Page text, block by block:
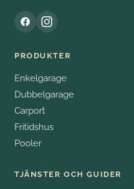
PRODUKTER
Enkelgarage
Dubbelgarage
Carport
Fritidshus
Pooler
TJÄNSTER OCH GUIDER